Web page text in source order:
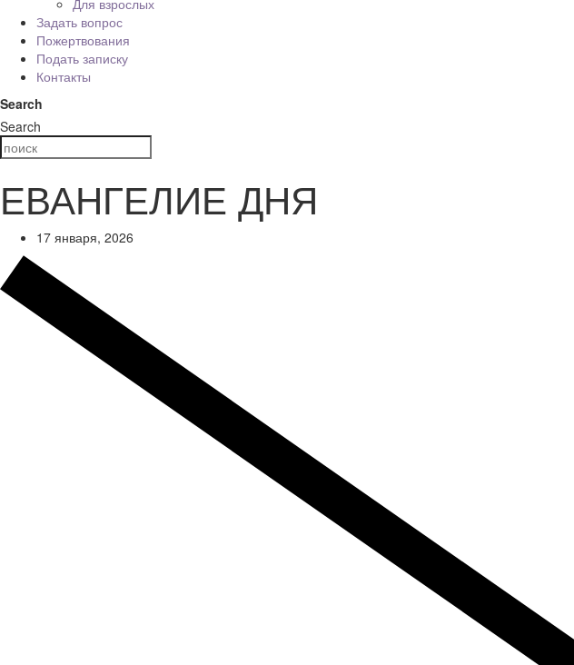
Для взрослых
Задать вопрос
Пожертвования
Подать записку
Контакты
Search
Search
ЕВАНГЕЛИЕ ДНЯ
17 января, 2026